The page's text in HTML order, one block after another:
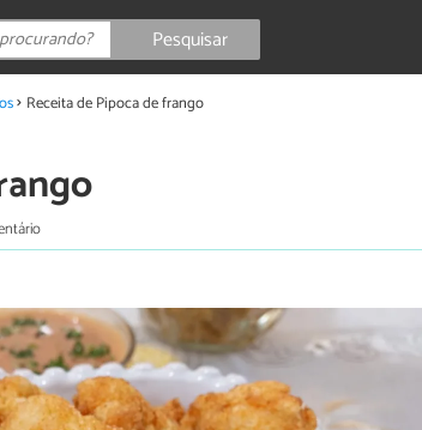
Pesquisar
Receita de Pipoca de frango